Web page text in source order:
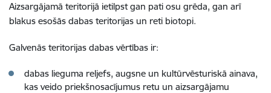
Aizsargājamā teritorijā ietilpst gan pati osu grēda, gan arī
blakus esošās dabas teritorijas un reti biotopi.
Galvenās teritorijas dabas vērtības ir:
dabas lieguma reljefs, augsne un kultūrvēsturiskā ainava,
kas veido priekšnosacījumus retu un aizsargājamu